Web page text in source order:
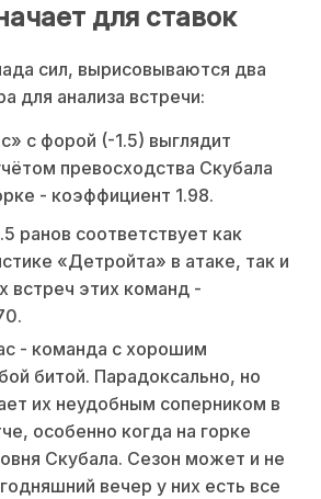
для ставок
сил, вырисовываются два
для анализа встречи:
с форой (-1.5) выглядит
превосходства Скубала
- коэффициент 1.98.
ранов соответствует как
«Детройта» в атаке, так и
встреч этих команд -
- команда с хорошим
битой. Парадоксально, но
их неудобным соперником в
особенно когда на горке
Скубала. Сезон может и не
вечер у них есть все